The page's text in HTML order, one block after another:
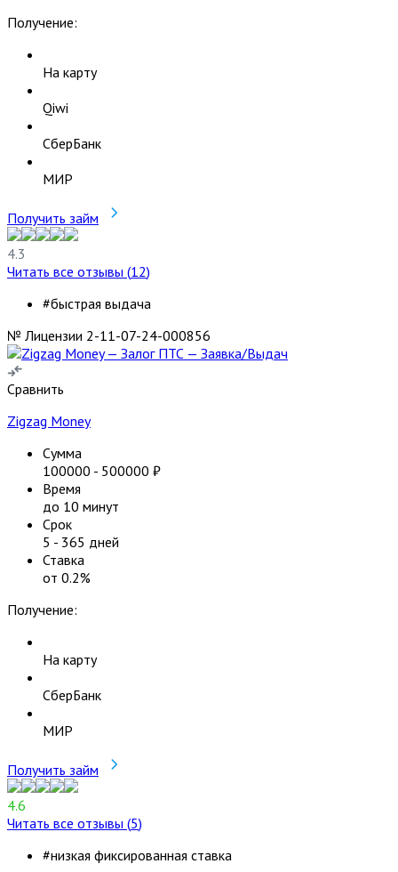
Получение:
На карту
Qiwi
СберБанк
МИР
Получить займ
4.3
Читать все отзывы (12)
#быстрая выдача
№ Лицензии 2-11-07-24-000856
Сравнить
Zigzag Money
Сумма
100000 - 500000 ₽
Время
до 10 минут
Срок
5 - 365 дней
Ставка
от 0.2%
Получение:
На карту
СберБанк
МИР
Получить займ
4.6
Читать все отзывы (5)
#низкая фиксированная ставка